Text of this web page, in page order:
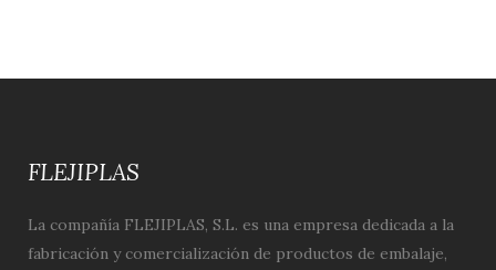
FLEJIPLAS
La compañía FLEJIPLAS, S.L. es una empresa dedicada a la
fabricación y comercialización de productos de embalaje,